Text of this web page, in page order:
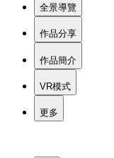
全景導覽
作品分享
作品簡介
VR模式
更多